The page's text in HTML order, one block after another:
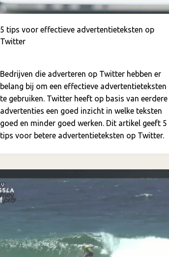
5 tips voor effectieve advertentieteksten op
Twitter
Bedrijven die adverteren op Twitter hebben er
belang bij om een effectieve advertentieteksten
te gebruiken. Twitter heeft op basis van eerdere
advertenties een goed inzicht in welke teksten
goed en minder goed werken. Dit artikel geeft 5
tips voor betere advertentieteksten op Twitter.